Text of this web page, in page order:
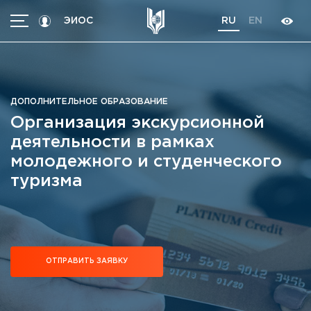
ЭИОС RU EN
МЕНЮ
Студентам
Программы
Трудоустройство
International students
Об университете
Об университете
Высшие школы / Институты / Департаменты
Кoнтакты
Новости
ДОПОЛНИТЕЛЬНОЕ ОБРАЗОВАНИЕ
Организация экскурсионной
деятельности в рамках
молодежного и студенческого
туризма
ОТПРАВИТЬ ЗАЯВКУ